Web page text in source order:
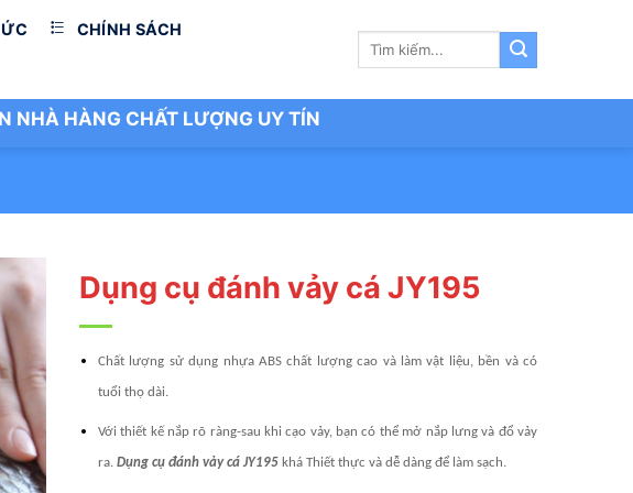
CHÍNH SÁCH
Tìm
NHÀ HÀNG CHẤT LƯỢNG UY TÍN
Dụng cụ đánh vảy cá JY195
Chất lượng sử dụng nhựa ABS chất lượng cao và làm vật liệu, bền và có
tuổi thọ dài.
Với thiết kế nắp rõ ràng-sau khi cạo vảy, bạn có thể mở nắp lưng và đổ vảy
ra. Dụng cụ đánh vảy cá JY195khá Thiết thực và dễ dàng để làm sạch.